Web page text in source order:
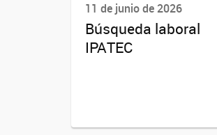
11 de junio de 2026
Búsqueda laboral
IPATEC